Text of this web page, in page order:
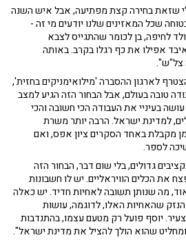
שזאת בחירה קצת מפתיעה, אבל איש השנה
שכל המאזינים שלנו יודעים מי זה -
לחיפה, בן לכומר שהתגייס לצבא
אפילו את כף רגלו בקרב. באותה
צל"ש".
לארגון ההסברה 'מילואימניקים בחזית',
טובה בעולם, אבל הבחור הזה הגיע למצב
בעיניי את העבודה הכי חשובה והכי
למדינת ישראל. הרבה יותר משרת
מקבלת באחד הסקרים ציון אפס, ואם
לספר.
גדולים, בלי שום דבר, הבחור הזה
את הכלים הוויראליים. יש לו חשבונות
מה שנותן תשובה לאחיות חדיד. יש כאלה
שהאחיות האלו, לדוגמה, עושות
יוסף פועל רק מטעם עצמו, בהתנדבות
שהוא הולך להציל את מדינת ישראל".